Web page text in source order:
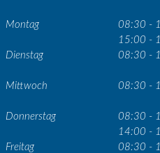
Montag
08:30 -
15:00 -
Dienstag
08:30 -
Mittwoch 08:30 -
Donnerstag
08:30 -
14:00 -
Freitag
08:30 -